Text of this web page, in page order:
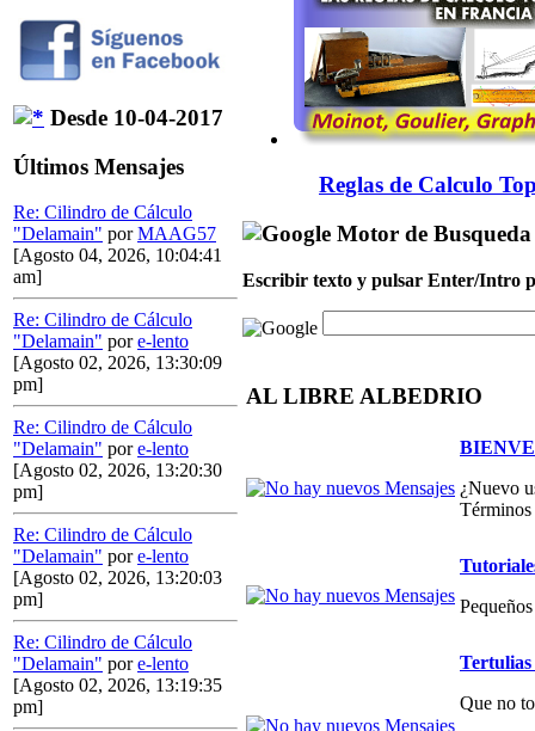
Desde 10-04-2017
Últimos Mensajes
Re: Cilindro de Cálculo
"Delamain" porMAAG57
[Agosto 04, 2026, 10:04:41
am]
Re: Cilindro de Cálculo
"Delamain" pore-lento
[Agosto 02, 2026, 13:30:09
pm]
Re: Cilindro de Cálculo
"Delamain" pore-lento
[Agosto 02, 2026, 13:20:30
pm]
Re: Cilindro de Cálculo
"Delamain" pore-lento
[Agosto 02, 2026, 13:20:03
pm]
Re: Cilindro de Cálculo
"Delamain" pore-lento
[Agosto 02, 2026, 13:19:35
pm]
Reglas de Calculo
Motor de
Escribir texto y pulsar Enter/Intro
AL LIBRE ALBEDRIO
¿Nuevo
Que no